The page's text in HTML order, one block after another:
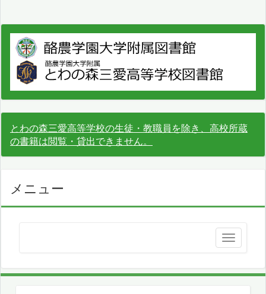
とわの森三愛高等学校の生徒・教職員を除き、高校所蔵
の書籍は閲覧・貸出できません。
メニュー